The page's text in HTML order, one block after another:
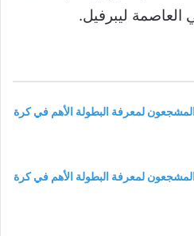
ليبرفيل.
ما يحتاجه المشجعون لمعرفة البطولة الأهم في كرة
ما يحتاجه المشجعون لمعرفة البطولة الأهم في كرة